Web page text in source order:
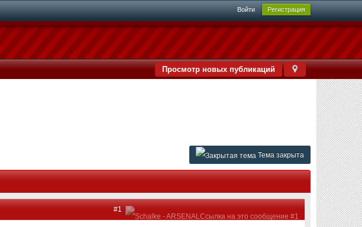
Войти Регистрация
Просмотр новых публикаций
Тема закрыта
#1